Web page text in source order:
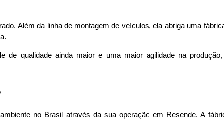
Além da linha de montagem de veículos, ela abriga uma
de qualidade ainda maior e uma maior agilidade na
no Brasil através da sua operação em Resende. A